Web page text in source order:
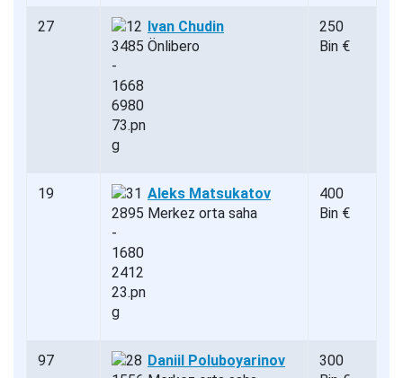
27
Ivan Chudin
Önlibero
250
Bin €
19
Aleks Matsukatov
Merkez orta saha
400
Bin €
97
Daniil Poluboyarinov
300